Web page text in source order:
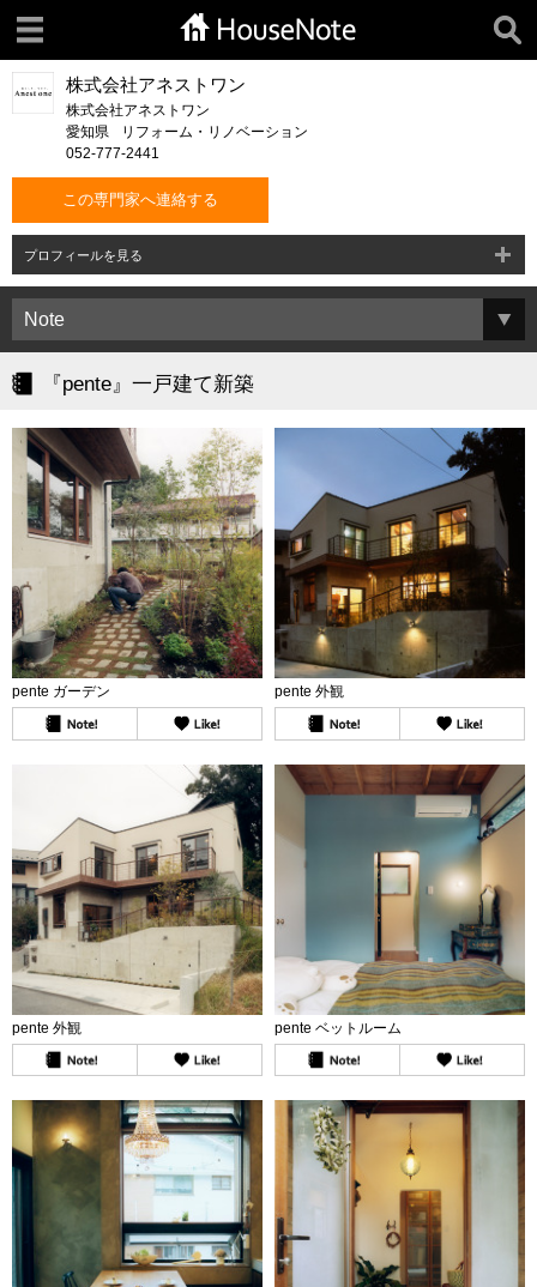
株式会社アネストワン
株式会社アネストワン
愛知県
リフォーム・リノベーション
052-777-2441
この専門家へ連絡する
プロフィールを見る
『pente』一戸建て新築
pente ガーデン pente 外観
pente 外観 pente ベットルーム